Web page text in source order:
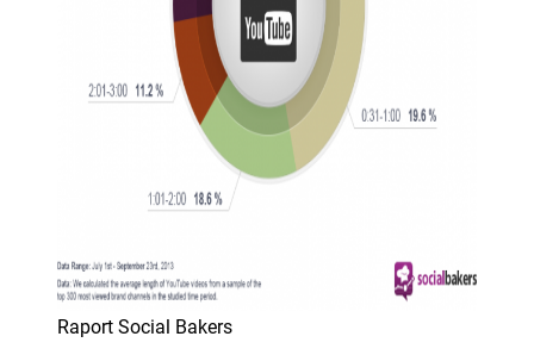
Raport Social Bakers